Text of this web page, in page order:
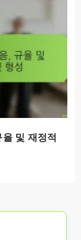
및 재정적